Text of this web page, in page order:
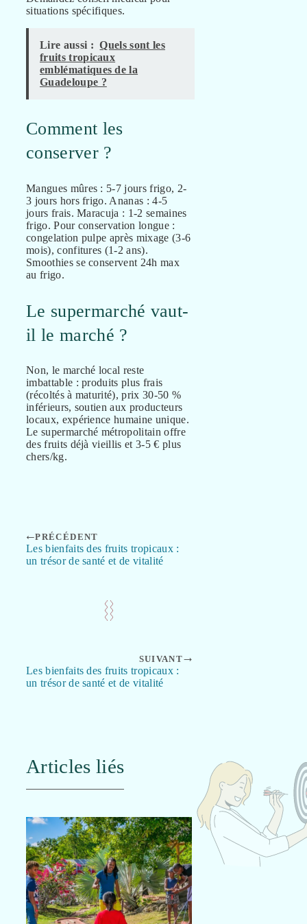
situations spécifiques.
Lire aussi : Quels sont les
fruits tropicaux
emblématiques de la
Guadeloupe ?
Comment les
conserver ?
Mangues mûres : 5-7 jours frigo, 2-
3 jours hors frigo. Ananas : 4-5
jours frais. Maracuja : 1-2 semaines
frigo. Pour conservation longue :
congelation pulpe après mixage (3-6
mois), confitures (1-2 ans).
Smoothies se conservent 24h max
au frigo.
Le supermarché vaut-
il le marché ?
Non, le marché local reste
imbattable : produits plus frais
(récoltés à maturité), prix 30-50 %
inférieurs, soutien aux producteurs
locaux, expérience humaine unique.
Le supermarché métropolitain offre
des fruits déjà vieillis et 3-5 € plus
chers/kg.
PRÉCÉDENT
Les bienfaits des fruits tropicaux :
un trésor de santé et de vitalité
SUIVANT
Les bienfaits des fruits tropicaux :
un trésor de santé et de vitalité
Articles liés